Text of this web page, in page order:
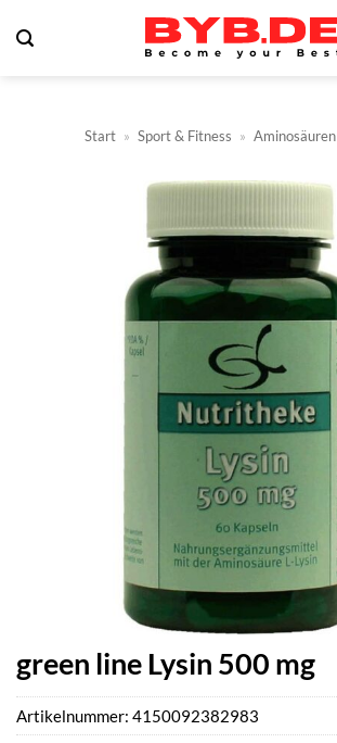
Inhalt
Start » Sport & Fitness » Aminosäuren
green line Lysin 500 mg
Artikelnummer: 4150092382983